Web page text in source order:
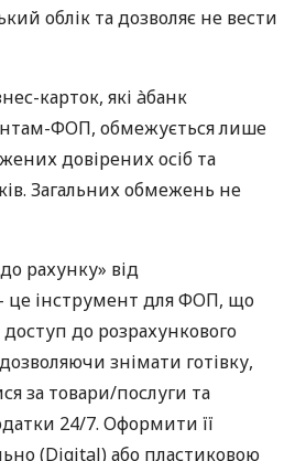
облік та дозволяє не вести
карток, які àбанк
ФОП, обмежується лише
довірених осіб та
Загальних обмежень не
рахунку» від
це інструмент для ФОП, що
до розрахункового
знімати готівку,
за товари/послуги та
24/7. Оформити її
(Digital) або пластиковою